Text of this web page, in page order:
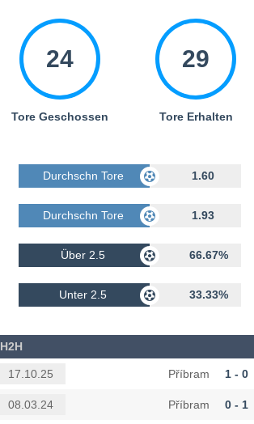
24
Tore Geschossen
29
Tore Erhalten
Durchschn Tore Geschossen 1.60
Durchschn Tore Erhalten 1.93
Über 2.5 66.67%
Unter 2.5 33.33%
H2H
17.10.25 Příbram 1 - 0
08.03.24 Příbram 0 - 1